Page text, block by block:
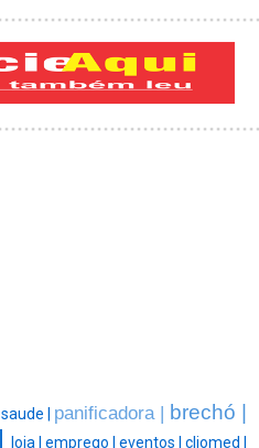
saude | panificadora | brechó |
loja | emprego | eventos | cliomed |